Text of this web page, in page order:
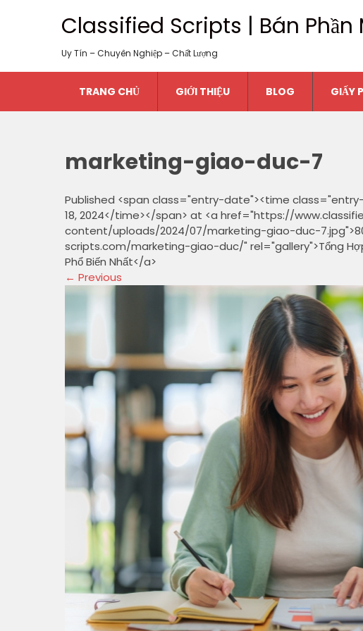
Classified Scripts | Bán
Uy Tín – Chuyên Nghiệp – Chất Lượng
TRANG CHỦ GIỚI THIỆU BLOG GIẤY
marketing-giao-duc-7
Published <span class="entry-date"><time
18, 2024</time></span> at <a href="https://
content/uploads/2024/07/marketing-giao-duc-
scripts.com/marketing-giao-duc/" rel="gallery">Tổng
Phổ Biến Nhất</a>
← Previous